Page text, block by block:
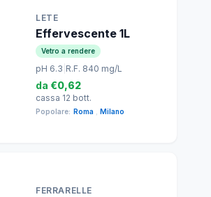
LETE
Effervescente 1L
Vetro a rendere
pH 6.3 R.F. 840 mg/L
da €0,62
cassa 12 bott.
Popolare: Roma Milano
FERRARELLE